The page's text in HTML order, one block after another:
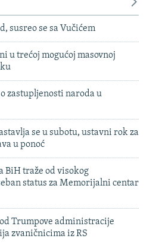
susreo se sa Vučićem
u trećoj mogućoj masovnoj
zastupljenosti naroda u
se u subotu, ustavni rok za
u ponoć
BiH traže od visokog
status za Memorijalni centar
Trumpove administracije
zvaničnicima iz RS